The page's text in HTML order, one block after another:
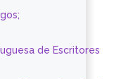
de Escritores